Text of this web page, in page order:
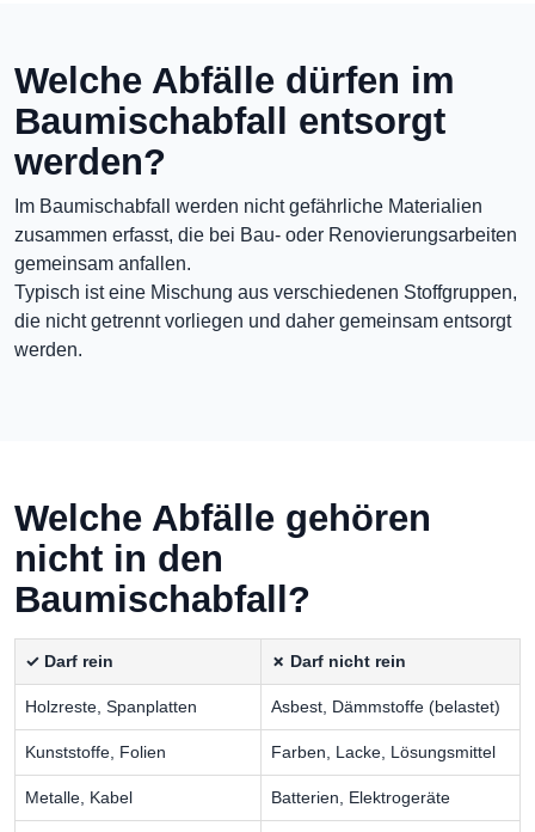
Welche Abfälle dürfen im
Baumischabfall entsorgt
werden?
Im Baumischabfall werden nicht gefährliche Materialien
zusammen erfasst, die bei Bau- oder Renovierungsarbeiten
gemeinsam anfallen.
Typisch ist eine Mischung aus verschiedenen Stoffgruppen,
die nicht getrennt vorliegen und daher gemeinsam entsorgt
werden.
Welche Abfälle gehören
nicht in den
Baumischabfall?
✓ Darf rein ✗ Darf nicht rein
Holzreste, Spanplatten Asbest, Dämmstoffe (belastet)
Kunststoffe, Folien Farben, Lacke, Lösungsmittel
Metalle, Kabel Batterien, Elektrogeräte